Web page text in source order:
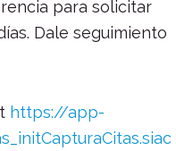
para solicitar
Dale seguimiento
https://app-